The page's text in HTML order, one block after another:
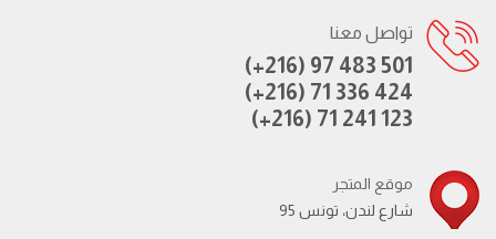
تواصل معنا
(+216) 97 483 501
(+216) 71 336 424
(+216) 71 241 123
موقع المتجر
95 شارع لندن، تونس